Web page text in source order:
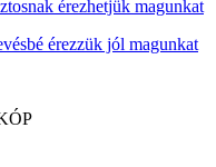
érezhetjük magunkat
érezzük jól magunkat